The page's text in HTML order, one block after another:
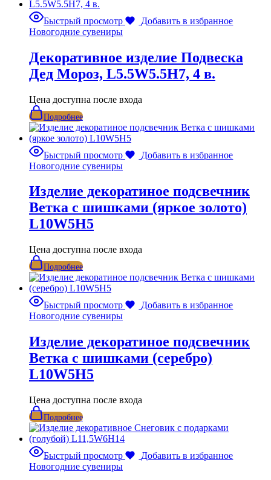
Быстрый просмотр
Добавить в избранное
Новогодние сувениры
Декоративное изделие Подвеска
Дед Мороз, L5.5W5.5H7, 4 в.
Цена доступна после входа
Подробнее
Быстрый просмотр
Добавить в избранное
Новогодние сувениры
Изделие декоратиное подсвечник
Ветка с шишками (яркое золото)
L10W5H5
Цена доступна после входа
Подробнее
Быстрый просмотр
Добавить в избранное
Новогодние сувениры
Изделие декоратиное подсвечник
Ветка с шишками (серебро)
L10W5H5
Цена доступна после входа
Подробнее
Быстрый просмотр
Добавить в избранное
Новогодние сувениры